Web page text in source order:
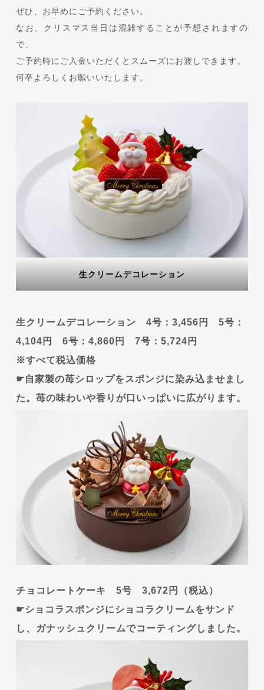
ぜひ、お早めにご予約ください。
なお、クリスマス当日は混雑することが予想されますの
で、
ご予約時にご入金いただくとスムーズにお渡しできます。
何卒よろしくお願いいたします。
生クリームデコレーション
生クリームデコレーション 4号：3,456円 5号：
4,104円 6号：4,860円 7号：5,724円
※すべて税込価格
☛自家製の苺シロップをスポンジに染み込ませまし
た。苺の味わいや香りが口いっぱいに広がります。
チョコレートケーキ 5号 3,672円（税込）
☛ショコラスポンジにショコラクリームをサンド
し、ガナッシュクリームでコーティングしました。